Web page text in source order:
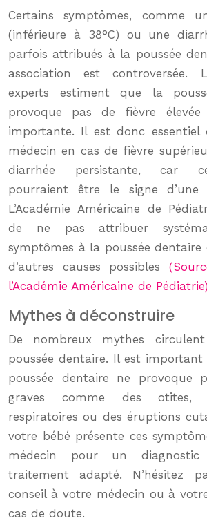
Certains symptômes, comme
(inférieure à 38°C) ou une
parfois attribués à la poussée
association est controversée.
experts estiment que la
provoque pas de fièvre
importante. Il est donc essentiel
médecin en cas de fièvre
diarrhée persistante, car
pourraient être le signe d’une
L’Académie Américaine de
de ne pas attribuer
symptômes à la poussée
d’autres causes possibles
l’Académie Américaine de Pédiatrie)
Mythes à déconstruire
De nombreux mythes
poussée dentaire. Il est
poussée dentaire ne provoque
graves comme des otites,
respiratoires ou des éruptions
votre bébé présente ces
médecin pour un
traitement adapté. N’hésitez
conseil à votre médecin ou à
cas de doute.